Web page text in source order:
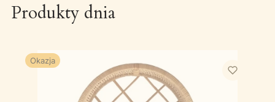
Produkty dnia
Okazja